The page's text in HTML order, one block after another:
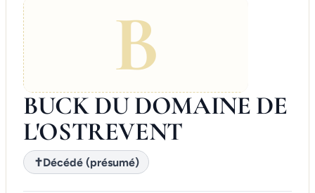
B
BUCK DU DOMAINE DE
L'OSTREVENT
✝Décédé (présumé)